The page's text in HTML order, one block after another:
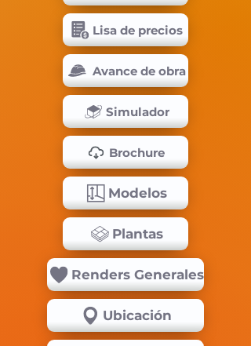
Lisa de precios
Avance de obra
Simulador
Brochure
Modelos
Plantas
Renders Generales
Ubicación